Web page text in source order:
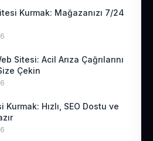
Kurmak: Mağazanızı 7/24
Sitesi: Acil Arıza Çağrılarını
Çekin
Kurmak: Hızlı, SEO Dostu ve